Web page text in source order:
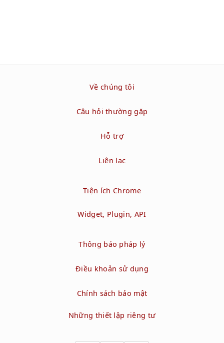
Về chúng tôi
Câu hỏi thường gặp
Hỗ trợ
Liên lạc
Tiện ích Chrome
Widget, Plugin, API
Thông báo pháp lý
Điều khoản sử dụng
Chính sách bảo mật
Những thiết lập riêng tư